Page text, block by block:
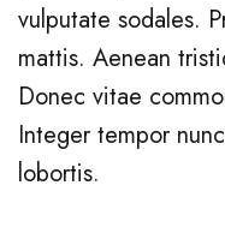
vulputate sodales.
mattis. Aenean
Donec vitae
Integer tempor
lobortis.